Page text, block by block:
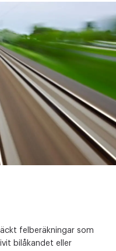
felberäkningar som
bilåkandet eller